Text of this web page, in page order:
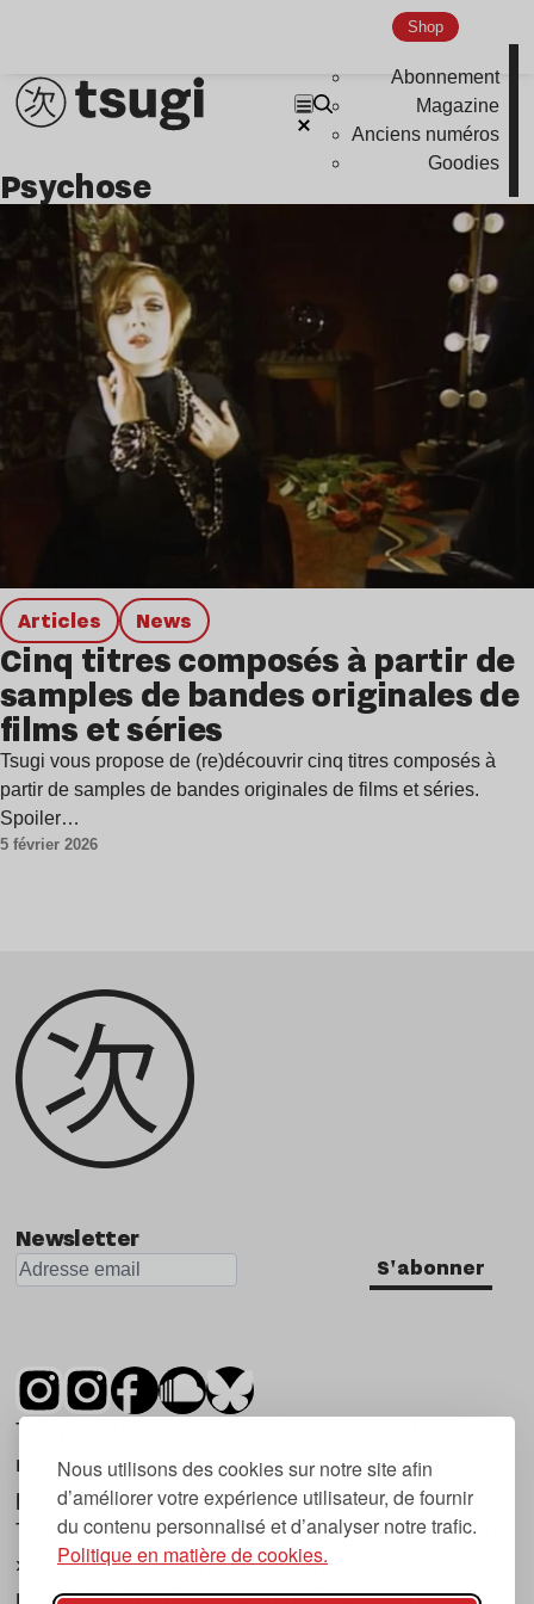
Nous utilisons des cookies sur notre site afin
d’améliorer votre expérience utilisateur, de fournir
du contenu personnalisé et d’analyser notre trafic.
Politique en matière de cookies.
Shop
Abonnement
Magazine
Anciens numéros
Goodies
psychose
Articles news
Cinq titres composés à partir de
samples de bandes originales de
films et séries
Tsugi vous propose de (re)découvrir cinq titres composés à
partir de samples de bandes originales de films et séries.
Spoiler…
5 février 2026
Newsletter
S'abonner
Tsugi est un mensuel indépendant sur la
musique et les nouvelles tendances, dont la
première parution date de 2007.
Tsugi en japonais signifie « prochain », « suivant
», ce qui correspond à la thématique du
magazine, à l’affût des nouvelles tendances